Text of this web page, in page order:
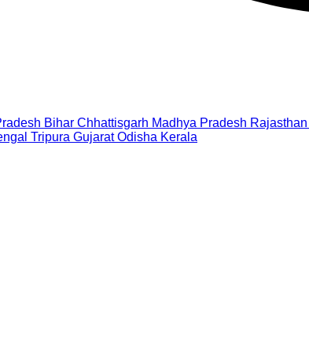
Bihar Chhattisgarh Madhya Pradesh Rajasthan
Tripura Gujarat Odisha Kerala